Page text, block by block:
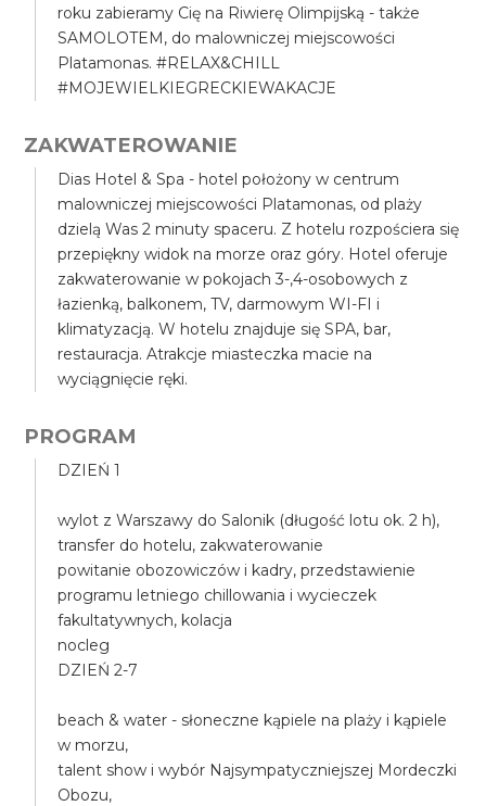
roku zabieramy Cię na Riwierę Olimpijską - także
SAMOLOTEM, do malowniczej miejscowości
Platamonas. #RELAX&CHILL
#MOJEWIELKIEGRECKIEWAKACJE
ZAKWATEROWANIE
Dias Hotel & Spa - hotel położony w centrum
malowniczej miejscowości Platamonas, od plaży
dzielą Was 2 minuty spaceru. Z hotelu rozpościera się
przepiękny widok na morze oraz góry. Hotel oferuje
zakwaterowanie w pokojach 3-,4-osobowych z
łazienką, balkonem, TV, darmowym WI-FI i
klimatyzacją. W hotelu znajduje się SPA, bar,
restauracja. Atrakcje miasteczka macie na
wyciągnięcie ręki.
PROGRAM
DZIEŃ 1
wylot z Warszawy do Salonik (długość lotu ok. 2 h),
transfer do hotelu, zakwaterowanie
powitanie obozowiczów i kadry, przedstawienie
programu letniego chillowania i wycieczek
fakultatywnych, kolacja
nocleg
DZIEŃ 2-7
beach & water - słoneczne kąpiele na plaży i kąpiele
w morzu,
talent show i wybór Najsympatyczniejszej Mordeczki
Obozu,